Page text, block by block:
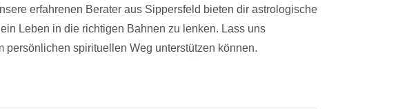
erfahrenen Berater aus Sippersfeld bieten dir astrologische
Leben in die richtigen Bahnen zu lenken. Lass uns
spirituellen Weg unterstützen können.